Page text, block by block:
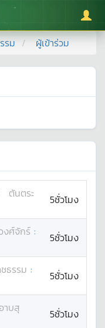
รม ผู้เข้าร่วม
ตันตระ
5ชั่วโมง
วงศ์จักร์ :
5ชั่วโมง
ชธรรม :
5ชั่วโมง
อาบสุ
5ชั่วโมง